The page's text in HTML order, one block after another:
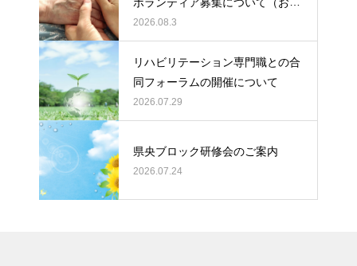
い）
2026.08.3
リハビリテーション専門職との合
同フォーラムの開催について
2026.07.29
県央ブロック研修会のご案内
2026.07.24